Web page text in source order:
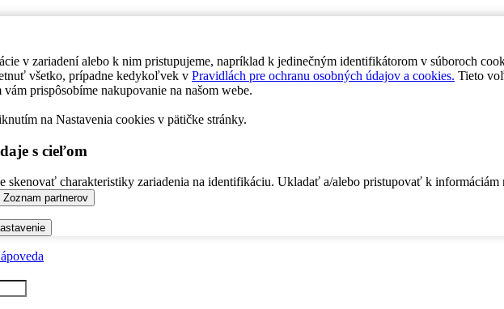
v zariadení alebo k nim pristupujeme, napríklad k jedinečným identifikátorom v súboroch
všetko, prípadne kedykoľvek v Pravidlách pre ochranu osobných údajov a cookies. Tieto
prispôsobíme nakupovanie na našom webe.
na Nastavenia cookies v pätičke stránky.
s cieľom
charakteristiky zariadenia na identifikáciu. Ukladať a/alebo pristupovať k informáciám
Zoznam partnerov